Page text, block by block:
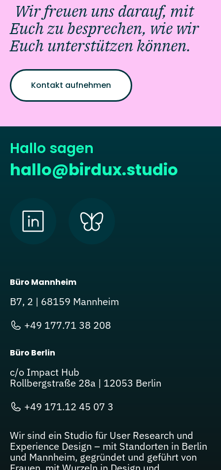
Wir freuen uns darauf, mit
Euch zu besprechen, wie wir
Euch unterstützen können.
Kontakt aufnehmen
Hallo sagen
hallo@birdux.studio
Büro Mannheim
B7, 2 | 68159 Mannheim
+49 177.71 38 208
Büro Berlin
c/o Impact Hub
Rollbergstraße 28a | 12053 Berlin
+49 171.12 45 07 3
Wir sind ein Studio für User Research und
Experience Design – mit Standorten in Berlin
und Mannheim, gegründet und geführt von